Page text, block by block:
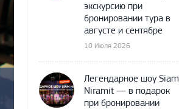
экскурсию при
бронировании тура в
августе и сентябре
10 Июля 2026
Легендарное шоу Siam
Niramit — в подарок
при бронировании